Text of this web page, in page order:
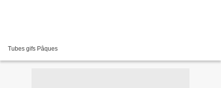
Tubes gifs Pâques